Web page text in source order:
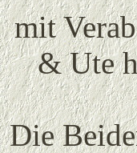
mit
& Ute
Die